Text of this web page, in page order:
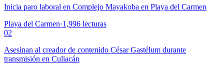
Inicia paro laboral en Complejo Mayakoba en Playa del Carmen
Playa del Carmen·1,996 lecturas
02
Asesinan al creador de contenido César Gastélum durante
transmisión en Culiacán